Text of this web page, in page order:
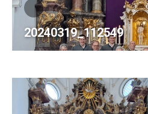
20240319_112549